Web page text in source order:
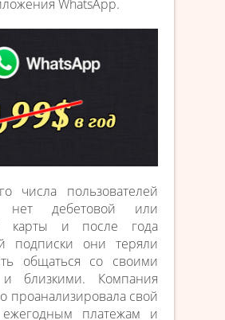
WhatsApp.
числа пользователей
нет дебетовой или
карты и после года
подписки они теряли
общаться со своими
близкими. Компания
проанализировала свой
платежам и